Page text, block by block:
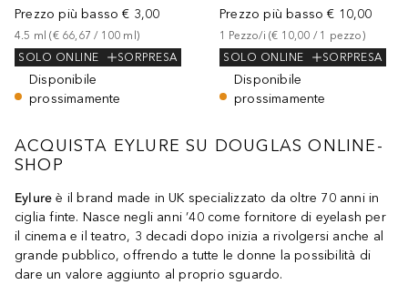
Prezzo più basso € 3,00
4.5 ml (€ 66,67 / 100 ml)
SOLO ONLINE
SORPRESA
Disponibile
prossimamente
Prezzo più basso € 10,00
1 Pezzo/i (€ 10,00 / 1 pezzo)
SOLO ONLINE
SORPRESA
Disponibile
prossimamente
ACQUISTA EYLURE SU DOUGLAS ONLINE-
SHOP
Eylure è il brand made in UK specializzato da oltre 70 anni in
ciglia finte. Nasce negli anni ’40 come fornitore di eyelash per
il cinema e il teatro, 3 decadi dopo inizia a rivolgersi anche al
grande pubblico, offrendo a tutte le donne la possibilità di
dare un valore aggiunto al proprio sguardo.